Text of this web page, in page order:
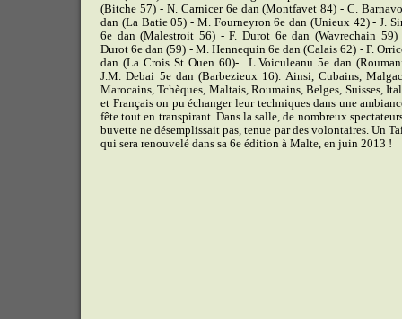
(Bitche 57) - N. Carnicer 6e dan (Montfavet 84) - C.
dan (La Batie 05) - M. Fourneyron 6e dan (Unieux 42) - J.
6e dan (Malestroit 56) - F. Durot 6e dan (Wavrechain 59)
Durot 6e dan (59) - M. Hennequin 6e dan (Calais 62) - F.
dan (La Crois St Ouen 60)- L.Voiculeanu 5e dan
J.M. Debai 5e dan (Barbezieux 16). Ainsi, Cubains,
Marocains, Tchèques, Maltais, Roumains, Belges, Suisses,
et Français on pu échanger leur techniques dans une
fête tout en transpirant. Dans la salle, de nombreux
buvette ne désemplissait pas, tenue par des volontaires. Un
qui sera renouvelé dans sa 6e édition à Malte, en juin 2013 !